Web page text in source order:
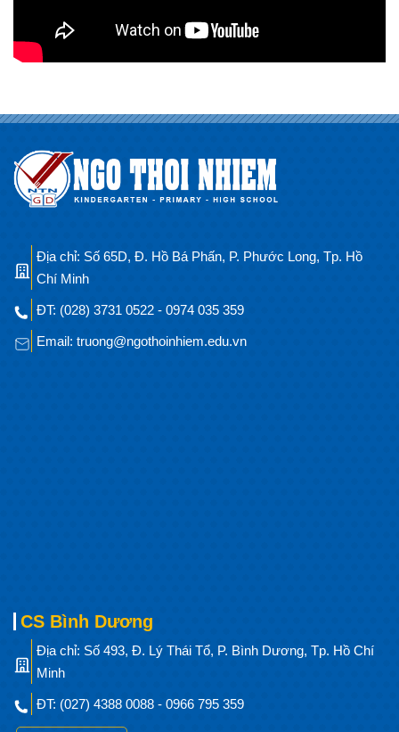
Địa chỉ: Số 65D, Đ. Hồ Bá Phấn, P. Phước Long, Tp. Hồ
Chí Minh
ĐT: (028) 3731 0522 - 0974 035 359
Email: truong@ngothoinhiem.edu.vn
CS Bình Dương
Địa chỉ: Số 493, Đ. Lý Thái Tổ, P. Bình Dương, Tp. Hồ Chí
Minh
ĐT: (027) 4388 0088 - 0966 795 359